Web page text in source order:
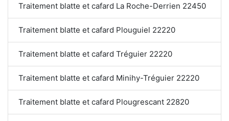
Traitement blatte et cafard La Roche-Derrien 22450
Traitement blatte et cafard Plouguiel 22220
Traitement blatte et cafard Tréguier 22220
Traitement blatte et cafard Minihy-Tréguier 22220
Traitement blatte et cafard Plougrescant 22820